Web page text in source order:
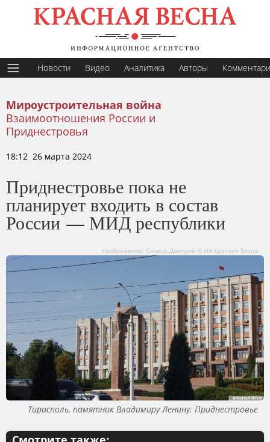
Новости Видео Аналитика Авторы
Мироустроительная война
Взаимоотношения России и
Приднестровья
18:12 26 марта 2024
Приднестровье пока не
планирует входить в состав
России — МИД республики
Изображение: Синица Дмитрий © ИА Красная Весна
Тирасполь, памятник Владимиру Ленину. Приднестровье